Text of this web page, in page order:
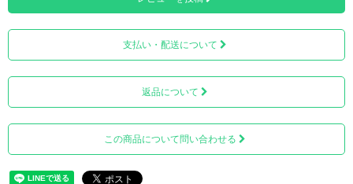
支払い・配送について
返品について
この商品について問い合わせる